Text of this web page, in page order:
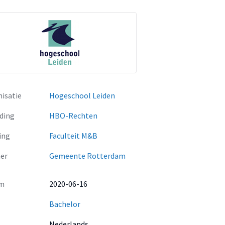
Hogeschool Leiden
HBO-Rechten
Faculteit M&B
Gemeente Rotterdam
2020-06-16
Bachelor